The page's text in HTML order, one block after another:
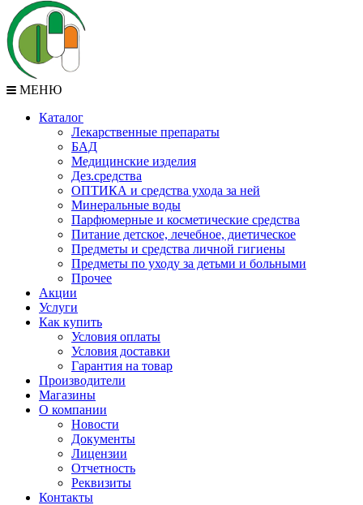
МЕНЮ
Каталог
Лекарственные препараты
БАД
Медицинские изделия
Дез.средства
ОПТИКА и средства ухода за ней
Минеральные воды
Парфюмерные и косметические средства
Питание детское, лечебное, диетическое
Предметы и средства личной гигиены
Предметы по уходу за детьми и больными
Прочее
Акции
Услуги
Как купить
Условия оплаты
Условия доставки
Гарантия на товар
Производители
Магазины
О компании
Новости
Документы
Лицензии
Отчетность
Реквизиты
Контакты